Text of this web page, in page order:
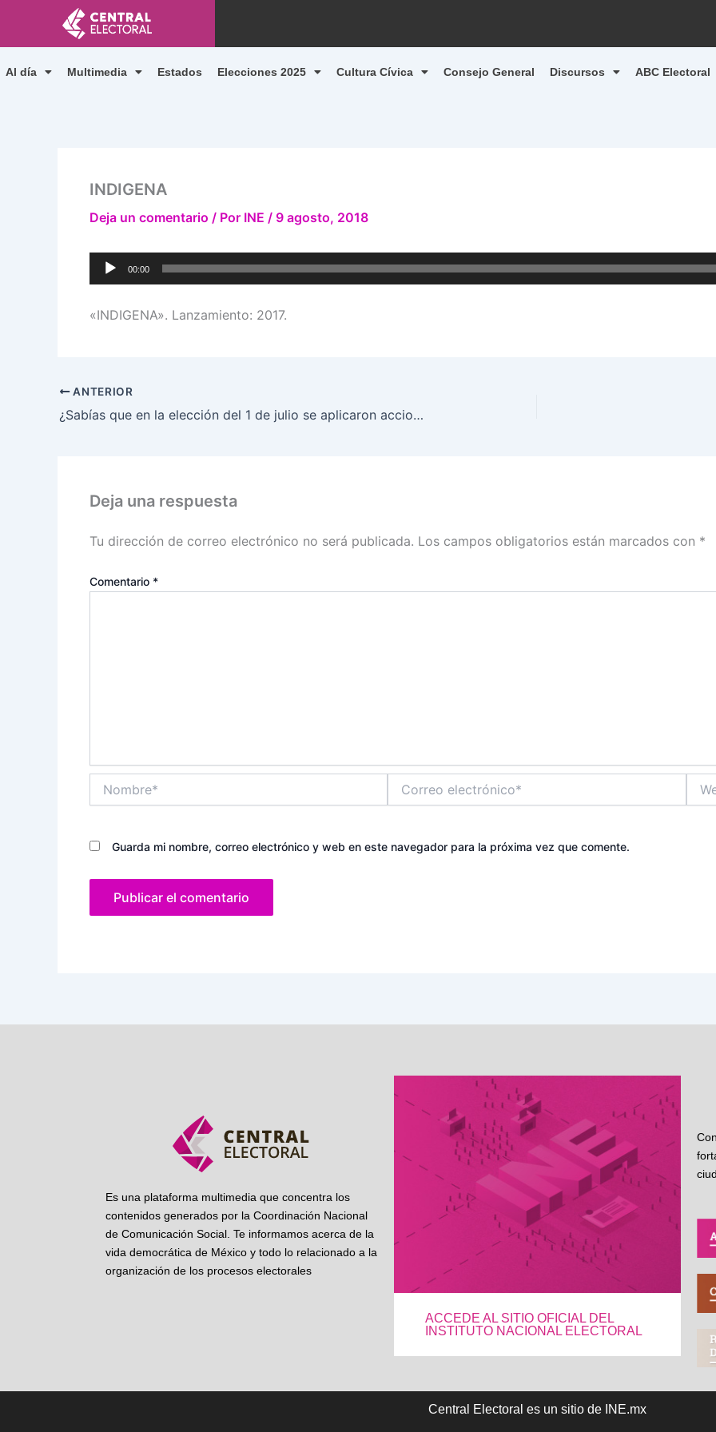
contenido
Al día Multimedia Estados Elecciones 2025 Cultura Cívica Consejo General Discursos ABC Electoral
INDIGENA
Deja un comentario / Por INE / 9 agosto, 2018
Reproductor
de
00:00
«INDIGENA». Lanzamiento: 2017.
ANTERIOR
¿Sabías que en la elección del 1 de julio se aplicaron acciones afirmativas a favor de la representación de personas indígenas?
Deja una respuesta
Tu dirección de correo electrónico no será publicada. Los campos obligatorios están marcados con *
Comentario *
electrónico*
Guarda mi nombre, correo electrónico y web en este navegador para la próxima vez que comente.
Es una plataforma multimedia que concentra los
contenidos generados por la Coordinación Nacional
de Comunicación Social. Te informamos acerca de la
vida democrática de México y todo lo relacionado a la
organización de los procesos electorales
ACCEDE AL SITIO OFICIAL DEL
INSTITUTO NACIONAL ELECTORAL
Central Electoral es un sitio de INE.mx